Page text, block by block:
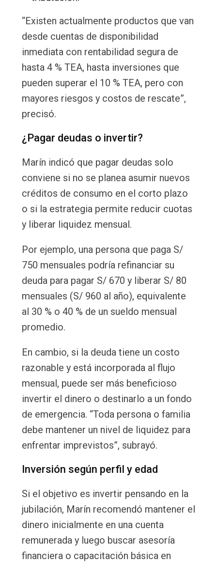
“Existen actualmente productos que van
desde cuentas de disponibilidad
inmediata con rentabilidad segura de
hasta 4 % TEA, hasta inversiones que
pueden superar el 10 % TEA, pero con
mayores riesgos y costos de rescate”,
precisó.
¿Pagar deudas o invertir?
Marín indicó que pagar deudas solo
conviene si no se planea asumir nuevos
créditos de consumo en el corto plazo
o si la estrategia permite reducir cuotas
y liberar liquidez mensual.
Por ejemplo, una persona que paga S/
750 mensuales podría refinanciar su
deuda para pagar S/ 670 y liberar S/ 80
mensuales (S/ 960 al año), equivalente
al 30 % o 40 % de un sueldo mensual
promedio.
En cambio, si la deuda tiene un costo
razonable y está incorporada al flujo
mensual, puede ser más beneficioso
invertir el dinero o destinarlo a un fondo
de emergencia. “Toda persona o familia
debe mantener un nivel de liquidez para
enfrentar imprevistos”, subrayó.
Inversión según perfil y edad
Si el objetivo es invertir pensando en la
jubilación, Marín recomendó mantener el
dinero inicialmente en una cuenta
remunerada y luego buscar asesoría
financiera o capacitación básica en